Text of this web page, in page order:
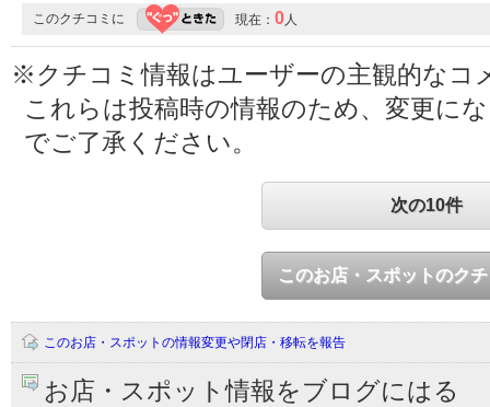
このクチコミに 現在： 0人
※クチコミ情報はユーザーの主観的なコ
これらは投稿時の情報のため、変更に
でご了承ください。
次の10件
このお店・スポットのク
このお店・スポットの情報変更や閉店・移転を報告
お店・スポット情報をブログにはる